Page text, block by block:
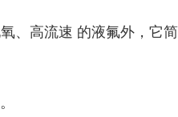
、高流速 的液氟外，它